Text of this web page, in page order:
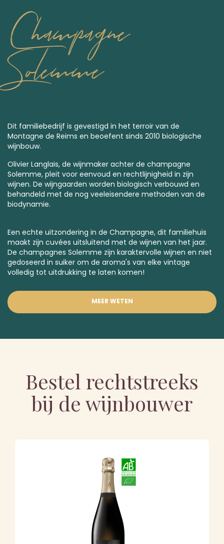
Champagne
Solemme
Dit familiebedrijf is gevestigd in het terroir van de
Montagne de Reims en beoefent sinds 2010 biologische
wijnbouw.
Olivier Langlais, de wijnmaker achter de champagne
Solemme, pleit voor eenvoud en rechtlijnigheid in zijn
wijnen. De wijngaarden worden biologisch verbouwd en
behandeld met de nog veeleisendere methoden van de
biodynamie.
Een echte uitzondering in de Champagne, dit familiehuis
maakt zijn cuvées uitsluitend met de wijnen van het jaar.
De champagnes Solemme zijn karaktervolle wijnen en niet
gedoseerd in suiker om de aroma's van elke vintage
volledig tot uitdrukking te laten komen!
MEER WETEN
Bestel rechtstreeks
bij de wijnbouwer